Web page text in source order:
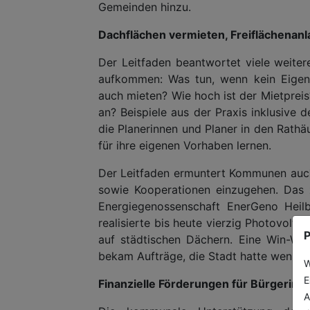
Gemeinden hinzu.
Dachflächen vermieten,
Der Leitfaden beantwortet viele
aufkommen: Was tun, wenn kein
auch mieten? Wie hoch ist der
an? Beispiele aus der Praxis inklusive
die Planerinnen und Planer in den
für ihre eigenen Vorhaben lernen.
Der Leitfaden ermuntert Kommunen
sowie Kooperationen einzugehen.
Energiegenossenschaft EnerGeno
realisierte bis heute vierzig
auf städtischen Dächern. Eine Win-
bekam Aufträge, die Stadt hatte
Finanzielle Förderungen für